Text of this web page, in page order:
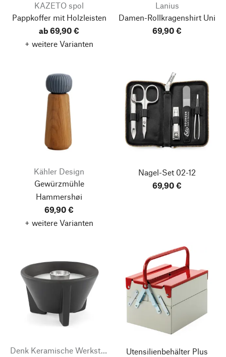
KAZETO spol
Pappkoffer mit Holzleisten
ab 69,90 €
+ weitere Varianten
Lanius
Damen-Rollkragenshirt Uni
69,90 €
Kähler Design
Gewürzmühle
Hammershøi
69,90 €
+ weitere Varianten
Nagel-Set 02-12
69,90 €
Denk Keramische Werkstätten
Utensilienbehälter Plus